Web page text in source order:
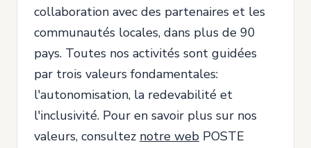
collaboration avec des partenaires et les
communautés locales, dans plus de 90
pays. Toutes nos activités sont guidées
par trois valeurs fondamentales:
l'autonomisation, la redevabilité et
l'inclusivité. Pour en savoir plus sur nos
valeurs, consultez notre web POSTE